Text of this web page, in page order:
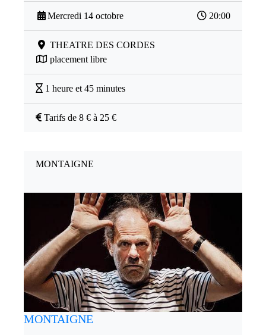
Mercredi 14 octobre 20:00
THEATRE DES CORDES
placement libre
1 heure et 45 minutes
Tarifs de 8 € à 25 €
MONTAIGNE
MONTAIGNE